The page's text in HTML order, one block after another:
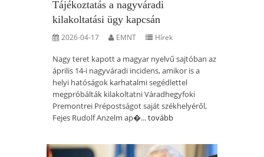
Tájékoztatás a nagyváradi
kilakoltatási ügy kapcsán
2026-04-17 EMNT Hírek
Nagy teret kapott a magyar nyelvű sajtóban az
április 14-i nagyváradi incidens, amikor is a
helyi hatóságok karhatalmi segédlettel
megpróbálták kilakoltatni Váradhegyfoki
Premontrei Prépostságot saját székhelyéről,
Fejes Rudolf Anzelm ap�...tovább